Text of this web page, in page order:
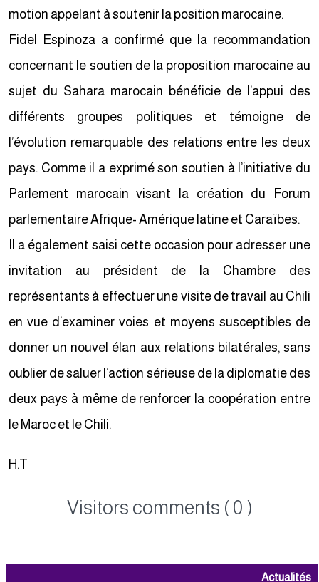
motion appelant à soutenir la position marocaine.
Fidel Espinoza a confirmé que la recommandation
concernant le soutien de la proposition marocaine au
sujet du Sahara marocain bénéficie de l’appui des
différents groupes politiques et témoigne de
l’évolution remarquable des relations entre les deux
pays. Comme il a exprimé son soutien à l’initiative du
Parlement marocain visant la création du Forum
parlementaire Afrique- Amérique latine et Caraïbes.
Il a également saisi cette occasion pour adresser une
invitation au président de la Chambre des
représentants à effectuer une visite de travail au Chili
en vue d’examiner voies et moyens susceptibles de
donner un nouvel élan aux relations bilatérales, sans
oublier de saluer l’action sérieuse de la diplomatie des
deux pays à même de renforcer la coopération entre
le Maroc et le Chili.
H.T
Visitors comments ( 0 )
Actualités